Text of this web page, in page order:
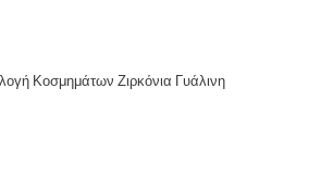
Κοσμημάτων Ζιρκόνια Γυάλινη